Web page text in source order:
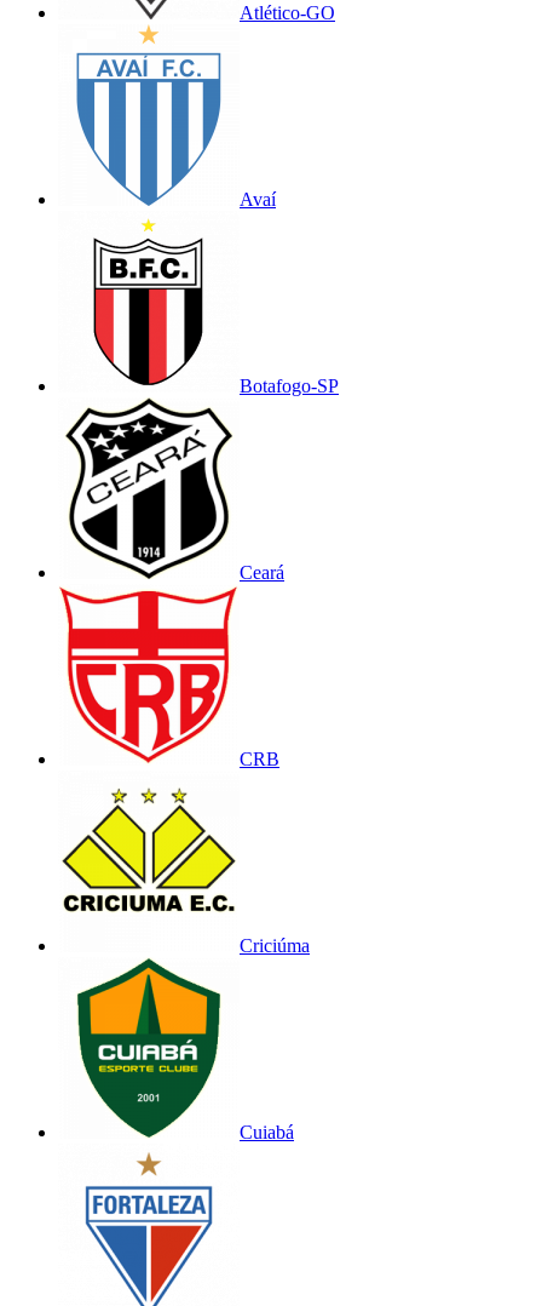
Atlético-GO
Avaí
Botafogo-SP
Ceará
CRB
Criciúma
Cuiabá